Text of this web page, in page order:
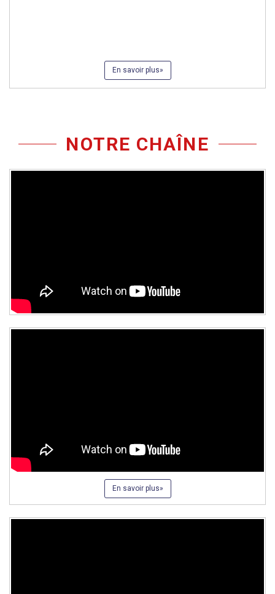
En savoir plus
NOTRE CHAÎNE
En savoir plus